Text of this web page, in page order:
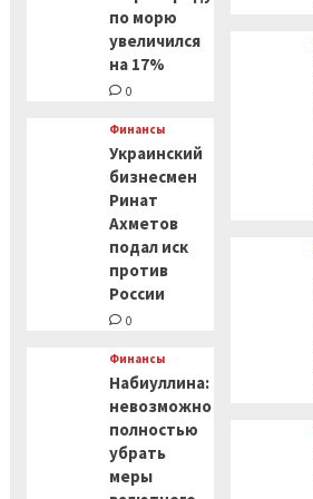
по морю
увеличился
на 17%
0
Финансы
Украинский
бизнесмен
Ринат
Ахметов
подал иск
против
России
0
Финансы
Набиуллина:
невозможно
полностью
убрать
меры